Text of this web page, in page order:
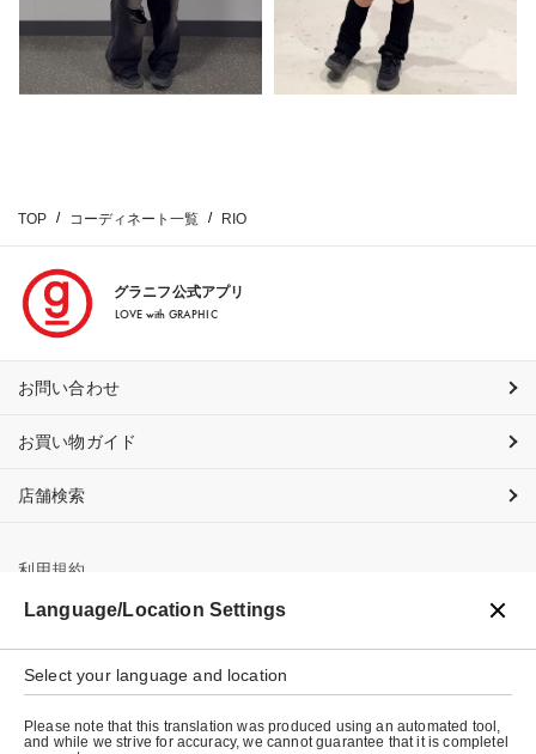
TOP コーディネート一覧 RIO
グラニフ公式アプリ
LOVE with GRAPHIC
お問い合わせ
お買い物ガイド
店舗検索
利用規約
プライバシーポリシー
特定商取引法に基づく表示
会社概要
Language/Location Settings
Select your language and location
Please note that this translation was produced using an automated tool,
and while we strive for accuracy, we cannot guarantee that it is completel